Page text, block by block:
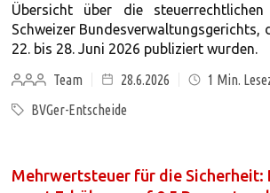
Übersicht über die
Schweizer Bundesverwaltungsgerichts,
22. bis 28. Juni 2026 publiziert wurden.
Team
28.6.2026 1 Min.
BVGer-Entscheide
Mehrwertsteuer für die Sicherheit: